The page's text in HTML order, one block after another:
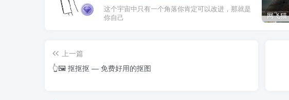
这个宇宙中只有一个角落你肯定可以改进，那就是
你自己
上一篇
👆🖼 抠抠抠 — 免费好用的抠图